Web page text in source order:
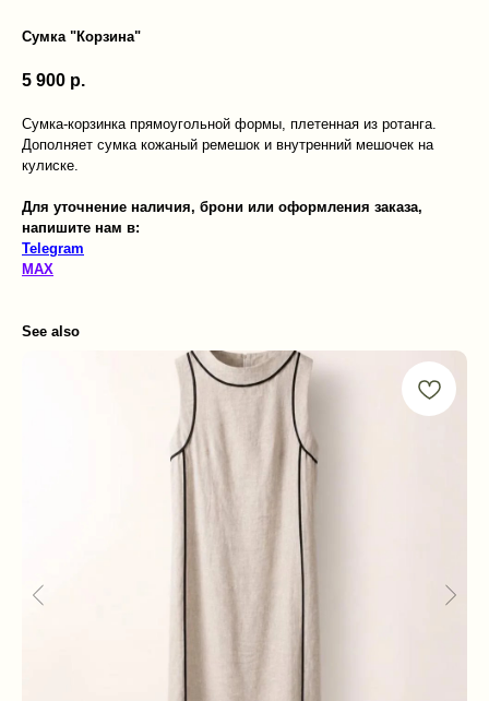
Сумка "Корзина"
5 900 р.
Сумка-корзинка прямоугольной формы, плетенная из ротанга.
Дополняет сумка кожаный ремешок и внутренний мешочек на
кулиске.
Для уточнение наличия, брони или оформления заказа,
напишите нам в:
Telegram
MAX
See also